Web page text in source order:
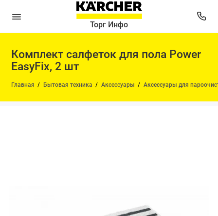
Торг Инфо
Комплект салфеток для пола Power
EasyFix, 2 шт
Главная Бытовая техника Аксессуары Аксессуары для